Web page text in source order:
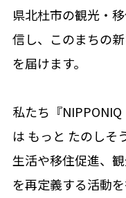
県北杜市の観光・
信し、このまちの
を届けます。
私たち『
は もっと たのしそ
生活や移住促進、
を再定義する活動